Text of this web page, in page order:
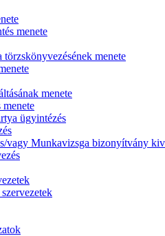
menete
törzskönyvezésének menete
menete
ügyintézés
vagy Munkavizsga bizonyítvány